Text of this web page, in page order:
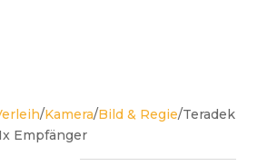
/Kamera/Bild & Regie/Teradek
Empfänger